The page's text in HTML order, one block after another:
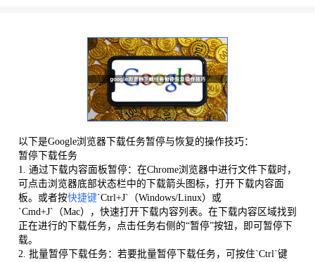
以下是Google浏览器下载任务暂停与恢复的操作技巧：
暂停下载任务
1. 通过下载内容面板暂停：在Chrome浏览器中进行文件下载时，
可点击浏览器底部状态栏中的下载箭头图标，打开下载内容面
板。或者按快捷键`Ctrl+J`（Windows/Linux）或
`Cmd+J`（Mac），快速打开下载内容列表。在下载内容区域找到
正在进行的下载任务，点击任务右侧的“暂停”按钮，即可暂停下
载。
2. 批量暂停下载任务：若要批量暂停下载任务，可按住`Ctrl`键